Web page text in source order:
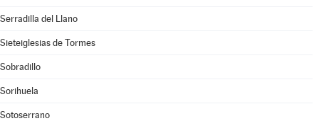
Serradilla del Llano
Sieteiglesias de Tormes
Sobradillo
Sorihuela
Sotoserrano